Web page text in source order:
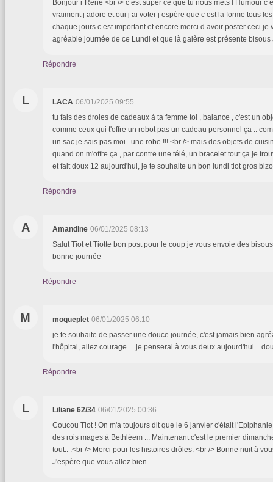
Bonjour r René <br /> c est super ce que tu nous mets l Humour c
vraiment j adore et oui j ai voter j espère que c est la forme tous
chaque jours c est important et encore merci d avoir poster ceci je
agréable journée de ce Lundi et que là galère est présente bisous
Répondre
L LACA 06/01/2025 09:55
tu fais des droles de cadeaux à ta femme toi , balance , c'est un
comme ceux qui t'offre un robot pas un cadeau personnel ça ..
un sac je sais pas moi . une robe !!! <br /> mais des objets de
quand on m'offre ça , par contre une télé, un bracelet tout ça je
et fait doux 12 aujourd'hui, je te souhaite un bon lundi tiot gros
Répondre
A Amandine 06/01/2025 08:13
Salut Tiot et Tiotte bon post pour le coup je vous envoie des
bonne journée
Répondre
M moqueplet 06/01/2025 06:10
je te souhaite de passer une douce journée, c'est jamais bien
l'hôpital, allez courage.....je penserai à vous deux
Répondre
L Liliane 62/34 06/01/2025 00:36
Coucou Tiot ! On m'a toujours dit que le 6 janvier c'était
des rois mages à Bethléem ... Maintenant c'est le premier
tout.. .<br /> Merci pour les histoires drôles. <br /> Bonne nuit à
J'espère que vous allez bien...